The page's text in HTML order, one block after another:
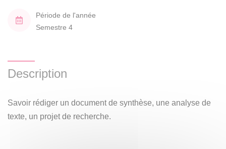
Période de l'année
Semestre 4
Description
Savoir rédiger un document de synthèse, une analyse de
texte, un projet de recherche.